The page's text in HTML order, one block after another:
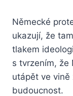
Německé
ukazují, že
tlakem
s tvrzením, že
utápět ve
budoucnost.